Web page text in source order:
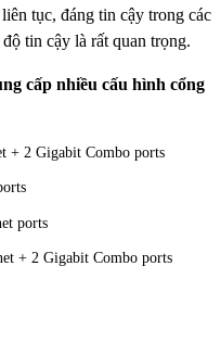
tục, đáng tin cậy trong các
tin cậy là rất quan trọng.
cấp nhiều cấu hình cổng
+ 2 Gigabit Combo ports
ports
+ 2 Gigabit Combo ports